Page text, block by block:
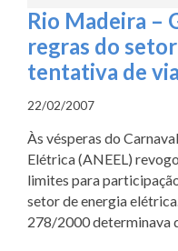
Rio Madeira –
regras do
tentativa de
22/02/2007
Às vésperas do
Elétrica (ANEEL)
limites para
setor de energia
278/2000 determinava